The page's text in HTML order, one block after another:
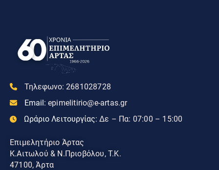
Τηλεφωνο: 2681028728
Email: epimelitirio@e-artas.gr
Ωράριο Λειτουργίας: Δε – Πα: 07:00 – 15:00
Επιμελητήριο Άρτας
Κ.Αιτωλού & Ν.Πριοβόλου, Τ.Κ.
47100, Άρτα